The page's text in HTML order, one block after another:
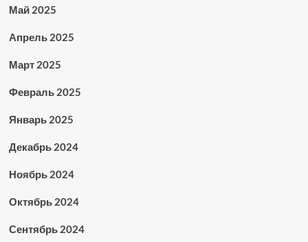
Май 2025
Апрель 2025
Март 2025
Февраль 2025
Январь 2025
Декабрь 2024
Ноябрь 2024
Октябрь 2024
Сентябрь 2024